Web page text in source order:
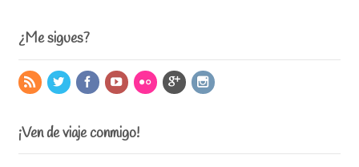
¿Me sigues?
¡Ven de viaje conmigo!